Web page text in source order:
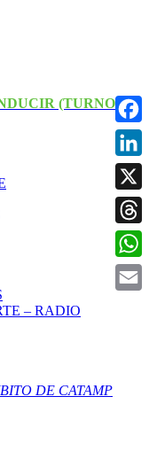
(TURNOS)
– RADIO
DE CATAMP
X